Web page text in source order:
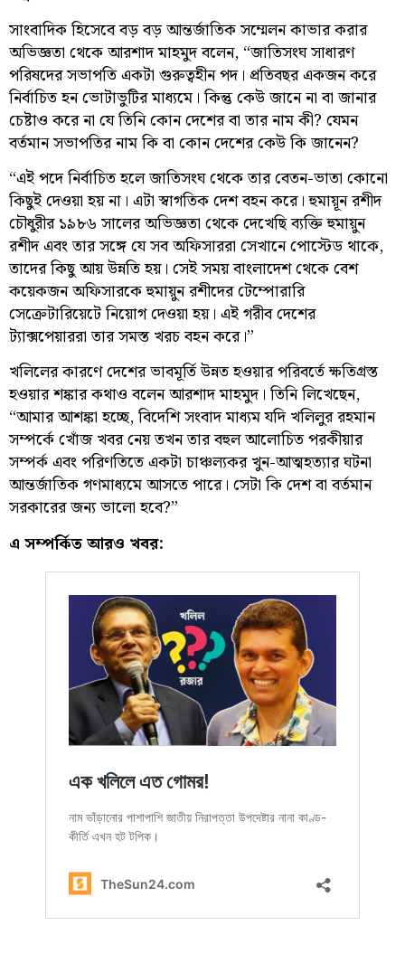
সাংবাদিক হিসেবে বড় বড় আন্তর্জাতিক সম্মেলন কাভার করার
অভিজ্ঞতা থেকে আরশাদ মাহমুদ বলেন, “জাতিসংঘ সাধারণ
পরিষদের সভাপতি একটা গুরুত্বহীন পদ। প্রতিবছর একজন করে
নির্বাচিত হন ভোটাভুটির মাধ্যমে। কিন্তু কেউ জানে না বা জানার
চেষ্টাও করে না যে তিনি কোন দেশের বা তার নাম কী? যেমন
বর্তমান সভাপতির নাম কি বা কোন দেশের কেউ কি জানেন?
“এই পদে নির্বাচিত হলে জাতিসংঘ থেকে তার বেতন-ভাতা কোনো
কিছুই দেওয়া হয় না। এটা স্বাগতিক দেশ বহন করে। হুমায়ূন রশীদ
চৌধুরীর ১৯৮৬ সালের অভিজ্ঞতা থেকে দেখেছি ব্যক্তি হুমায়ুন
রশীদ এবং তার সঙ্গে যে সব অফিসাররা সেখানে পোস্টেড থাকে,
তাদের কিছু আয় উন্নতি হয়। সেই সময় বাংলাদেশ থেকে বেশ
কয়েকজন অফিসারকে হুমায়ুন রশীদের টেম্পোরারি
সেক্রেটারিয়েটে নিয়োগ দেওয়া হয়। এই গরীব দেশের
ট্যাক্সপেয়াররা তার সমস্ত খরচ বহন করে।”
খলিলের কারণে দেশের ভাবমূর্তি উন্নত হওয়ার পরিবর্তে ক্ষতিগ্রস্ত
হওয়ার শঙ্কার কথাও বলেন আরশাদ মাহমুদ। তিনি লিখেছেন,
“আমার আশঙ্কা হচ্ছে, বিদেশি সংবাদ মাধ্যম যদি খলিলুর রহমান
সম্পর্কে খোঁজ খবর নেয় তখন তার বহুল আলোচিত পরকীয়ার
সম্পর্ক এবং পরিণতিতে একটা চাঞ্চল্যকর খুন-আত্মহত্যার ঘটনা
আন্তর্জাতিক গণমাধ্যমে আসতে পারে। সেটা কি দেশ বা বর্তমান
সরকারের জন্য ভালো হবে?”
এ সম্পর্কিত আরও খবর: